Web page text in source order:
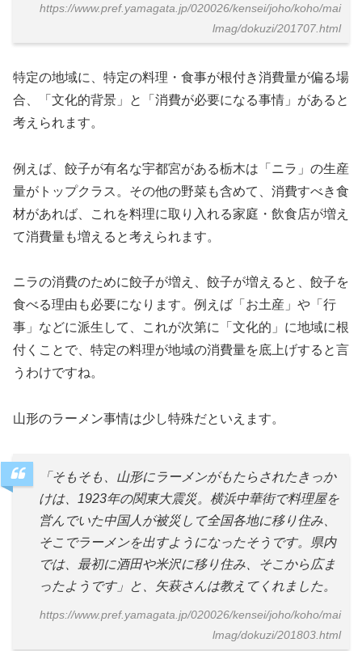
https://www.pref.yamagata.jp/020026/kensei/joho/koho/mai
lmag/dokuzi/201707.html
特定の地域に、特定の料理・食事が根付き消費量が偏る場
合、「文化的背景」と「消費が必要になる事情」があると
考えられます。
例えば、餃子が有名な宇都宮がある栃木は「ニラ」の生産
量がトップクラス。その他の野菜も含めて、消費すべき食
材があれば、これを料理に取り入れる家庭・飲食店が増え
て消費量も増えると考えられます。
ニラの消費のために餃子が増え、餃子が増えると、餃子を
食べる理由も必要になります。例えば「お土産」や「行
事」などに派生して、これが次第に「文化的」に地域に根
付くことで、特定の料理が地域の消費量を底上げすると言
うわけですね。
山形のラーメン事情は少し特殊だといえます。
「そもそも、山形にラーメンがもたらされたきっか
けは、1923年の関東大震災。横浜中華街で料理屋を
営んでいた中国人が被災して全国各地に移り住み、
そこでラーメンを出すようになったそうです。県内
では、最初に酒田や米沢に移り住み、そこから広ま
ったようです」と、矢萩さんは教えてくれました。
https://www.pref.yamagata.jp/020026/kensei/joho/koho/mai
lmag/dokuzi/201803.html